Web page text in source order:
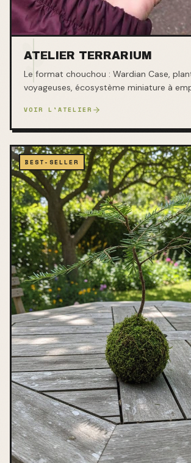
ATELIER TERRARIUM
Le format chouchou : Wardian Case,
voyageuses, écosystème miniature à
VOIR L'ATELIER
BEST-SELLER